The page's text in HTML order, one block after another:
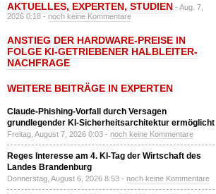
AKTUELLES, EXPERTEN, STUDIEN - Aug. 7,
2026 0:18 -noch keine Kommentare
ANSTIEG DER HARDWARE-PREISE IN
FOLGE KI-GETRIEBENER HALBLEITER-
NACHFRAGE
WEITERE BEITRÄGE IN EXPERTEN
Claude-Phishing-Vorfall durch Versagen
grundlegender KI-Sicherheitsarchitektur ermöglicht
Freitag, August 7, 2026 0:03 - noch keine Kommentare
Reges Interesse am 4. KI-Tag der Wirtschaft des
Landes Brandenburg
Donnerstag, August 6, 2026 8:53 - noch keine Kommentare